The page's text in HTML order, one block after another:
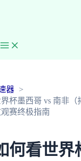
器
杯墨西哥 vs 南非（
赛终极指南
何看世界